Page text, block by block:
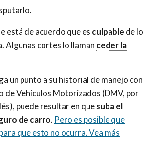
está de acuerdo que es culpable de lo
Algunas cortes lo llaman ceder la
un punto a su historial de manejo con
de Vehículos Motorizados (DMV, por
puede resultar en quesuba el
de carro. Pero es posible que
que esto no ocurra. Vea más
Ceder
la
significa
pagar
la
fianza,
normalmente